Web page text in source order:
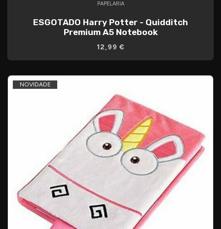
PAPELARIA
ESGOTADO Harry Potter - Quidditch
Premium A5 Notebook
12,99 €
NOVIDADE